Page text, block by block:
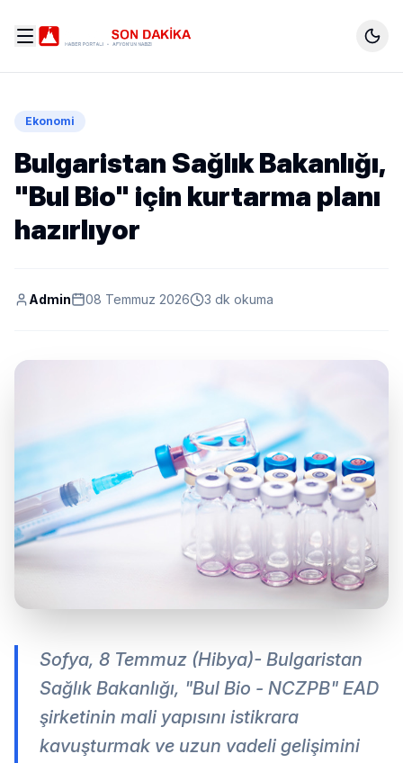
Ekonomi
Bulgaristan Sağlık Bakanlığı,
"Bul Bio" için kurtarma planı
hazırlıyor
Admin 08 Temmuz 2026 3 dk okuma
Sofya, 8 Temmuz (Hibya)- Bulgaristan
Sağlık Bakanlığı, "Bul Bio - NCZPB" EAD
şirketinin mali yapısını istikrara
kavuşturmak ve uzun vadeli gelişimini